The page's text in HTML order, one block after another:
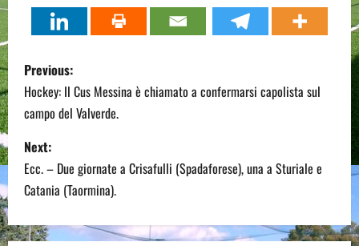
P
o
s
t
n
a
Previous:
Hockey: Il Cus Messina è chiamato a confermarsi capolista sul
campo del Valverde.
Next:
Ecc. – Due giornate a Crisafulli (Spadaforese), una a Sturiale e
Catania (Taormina).